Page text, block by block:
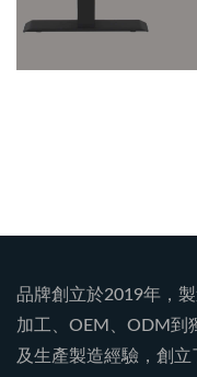
品牌創立於2019年，
加工、OEM、ODM到
及生產製造經驗，創立